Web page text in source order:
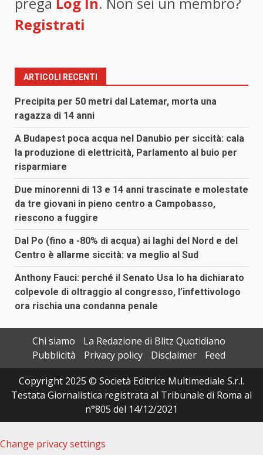
Registrati
ARTICOLI RECENTI
Precipita per 50 metri dal Latemar, morta una
ragazza di 14 anni
A Budapest poca acqua nel Danubio per siccità: cala
la produzione di elettricità, Parlamento al buio per
risparmiare
Due minorenni di 13 e 14 anni trascinate e molestate
da tre giovani in pieno centro a Campobasso,
riescono a fuggire
Dal Po (fino a -80% di acqua) ai laghi del Nord e del
Centro è allarme siccità: va meglio al Sud
Anthony Fauci: perché il Senato Usa lo ha dichiarato
colpevole di oltraggio al congresso, l’infettivologo
ora rischia una condanna penale
Chi siamo
La Redazione di Blitz Quotidiano
Pubblicità
Privacy policy Disclaimer
Feed
Copyright 2025 © Società Editrice Multimediale S.r.l.
Testata Giornalistica registrata al Tribunale di Roma al
n°805 del 14/12/2021
Change privacy settings